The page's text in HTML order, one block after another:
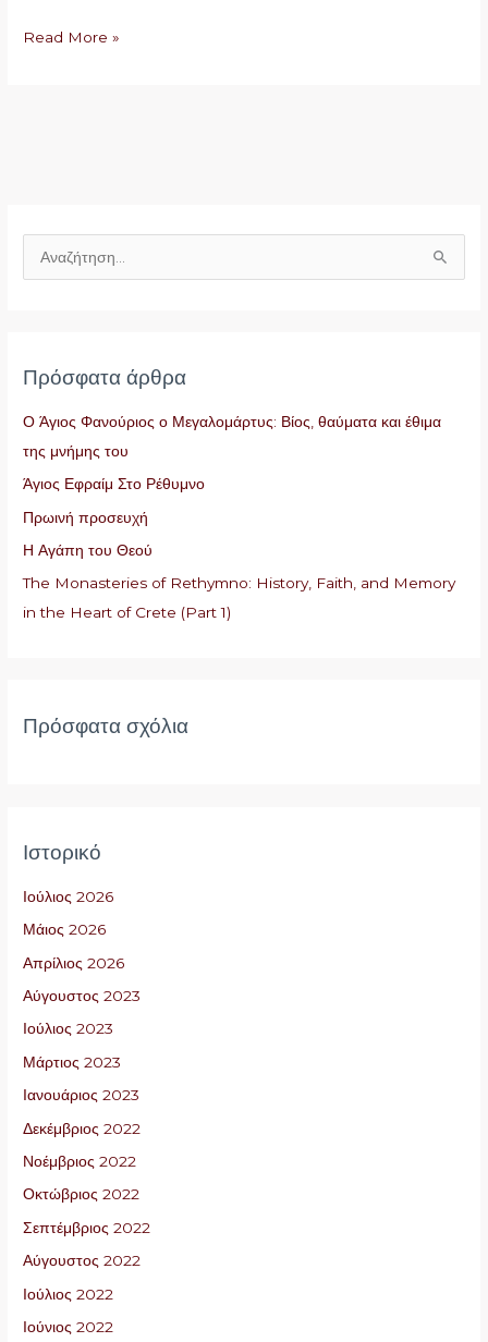
Read More »
γ
ι
α
:
Πρόσφατα άρθρα
Ο Άγιος Φανούριος ο Μεγαλομάρτυς: Βίος, θαύματα και έθιμα
της μνήμης του
Άγιος Εφραίμ Στο Ρέθυμνο
Πρωινή προσευχή
Η Αγάπη του Θεού
The Monasteries of Rethymno: History, Faith, and Memory
in the Heart of Crete (Part 1)
Πρόσφατα σχόλια
Ιστορικό
Ιούλιος 2026
Μάιος 2026
Απρίλιος 2026
Αύγουστος 2023
Ιούλιος 2023
Μάρτιος 2023
Ιανουάριος 2023
Δεκέμβριος 2022
Νοέμβριος 2022
Οκτώβριος 2022
Σεπτέμβριος 2022
Αύγουστος 2022
Ιούλιος 2022
Ιούνιος 2022